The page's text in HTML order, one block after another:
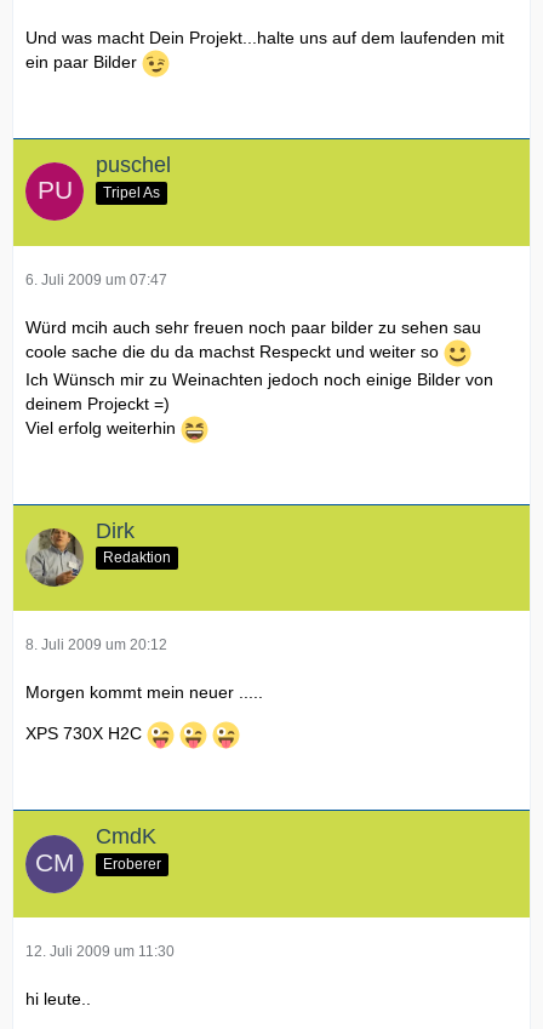
Und was macht Dein Projekt...halte uns auf dem laufenden mit
ein paar Bilder
puschel
Tripel As
6. Juli 2009 um 07:47
Würd mcih auch sehr freuen noch paar bilder zu sehen sau
coole sache die du da machst Respeckt und weiter so
Ich Wünsch mir zu Weinachten jedoch noch einige Bilder von
deinem Projeckt =)
Viel erfolg weiterhin
Dirk
Redaktion
8. Juli 2009 um 20:12
Morgen kommt mein neuer .....
XPS 730X H2C
CmdK
Eroberer
12. Juli 2009 um 11:30
hi leute..